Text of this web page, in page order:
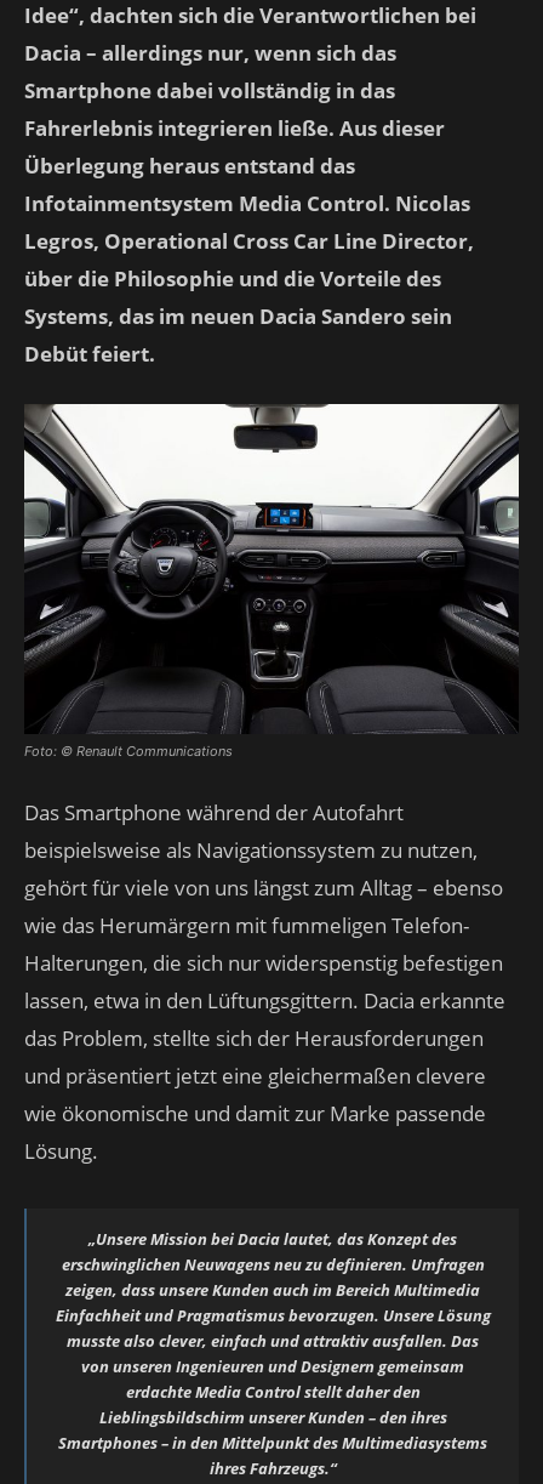
Idee“, dachten sich die Verantwortlichen bei
Dacia – allerdings nur, wenn sich das
Smartphone dabei vollständig in das
Fahrerlebnis integrieren ließe. Aus dieser
Überlegung heraus entstand das
Infotainmentsystem Media Control. Nicolas
Legros, Operational Cross Car Line Director,
über die Philosophie und die Vorteile des
Systems, das im neuen Dacia Sandero sein
Debüt feiert.
Foto: © Renault Communications
Das Smartphone während der Autofahrt
beispielsweise als Navigationssystem zu nutzen,
gehört für viele von uns längst zum Alltag – ebenso
wie das Herumärgern mit fummeligen Telefon-
Halterungen, die sich nur widerspenstig befestigen
lassen, etwa in den Lüftungsgittern. Dacia erkannte
das Problem, stellte sich der Herausforderungen
und präsentiert jetzt eine gleichermaßen clevere
wie ökonomische und damit zur Marke passende
Lösung.
„Unsere Mission bei Dacia lautet, das Konzept des
erschwinglichen Neuwagens neu zu definieren. Umfragen
zeigen, dass unsere Kunden auch im Bereich Multimedia
Einfachheit und Pragmatismus bevorzugen. Unsere Lösung
musste also clever, einfach und attraktiv ausfallen. Das
von unseren Ingenieuren und Designern gemeinsam
erdachte Media Control stellt daher den
Lieblingsbildschirm unserer Kunden – den ihres
Smartphones – in den Mittelpunkt des Multimediasystems
ihres Fahrzeugs.“